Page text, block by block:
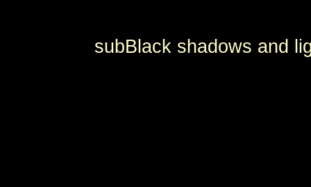
subBlack shadows and